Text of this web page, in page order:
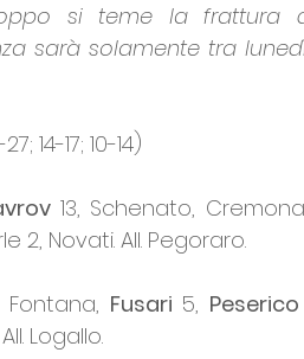
si teme la frattura
sarà solamente tra
14-17; 10-14)
13, Schenato,
2, Novati. All. Pegoraro.
Fontana, Fusari 5,
All. Logallo.